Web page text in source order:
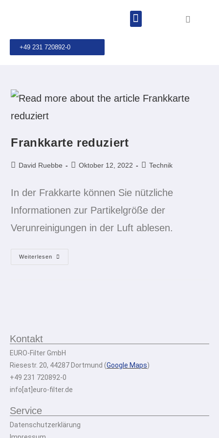
+49 231 720892-0
Frankkarte reduziert
David Ruebbe Oktober 12, 2022 Technik
In der Frakkarte können Sie nützliche
Informationen zur Partikelgröße der
Verunreinigungen in der Luft ablesen.
Weiterlesen
Kontakt
EURO-Filter GmbH
Riesestr. 20, 44287 Dortmund (Google Maps)
+49 231 720892-0
info[at]euro-filter.de
Service
Datenschutzerklärung